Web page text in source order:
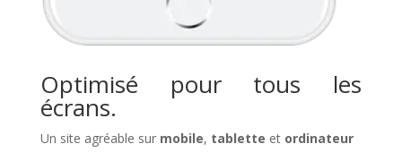
Optimisé pour tous les
écrans.
Un site agréable sur mobile, tablette et ordinateur